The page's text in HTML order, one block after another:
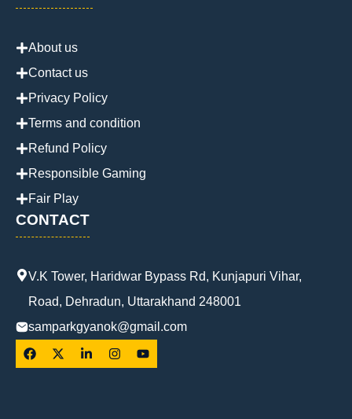
About us
Contact us
Privacy Policy
Terms and condition
Refund Policy
Responsible Gaming
Fair Play
CONTACT
V.K Tower, Haridwar Bypass Rd, Kunjapuri Vihar,
Road, Dehradun, Uttarakhand 248001
samparkgyanok@gmail.com